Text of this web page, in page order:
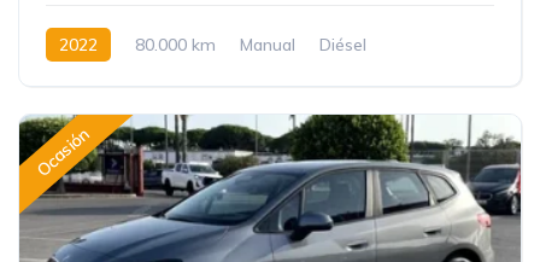
2022 80.000 km Manual
Diésel
Ocasión